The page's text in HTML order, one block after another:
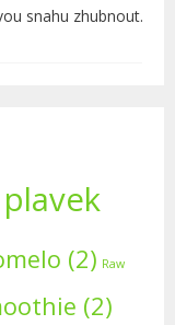
snahu zhubnout.
(2) Raw
(2)